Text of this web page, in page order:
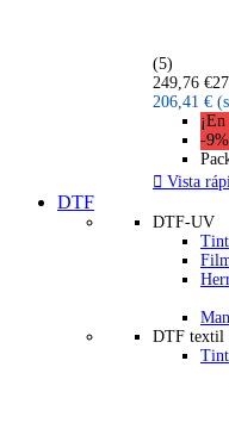
(5)
249,76 €
206,41 €
-9%
 Vista
DTF
DTF-UV
DTF textil